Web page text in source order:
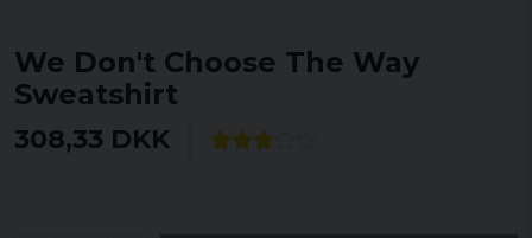
We Don't Choose The Way
Sweatshirt
308,33 DKK